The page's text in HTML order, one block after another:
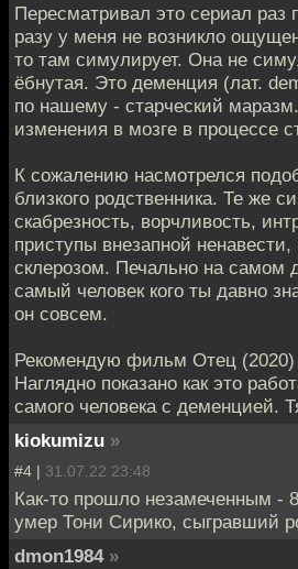
Пересматривал это сериал раз
разу у меня не возникло
то там симулирует. Она не
ёбнутая. Это деменция (лат.
по нашему - старческий
изменения в мозге в процессе
К сожалению насмотрелся
близкого родственника. Те же
скабрезность, ворчливость,
приступы внезапной
склерозом. Печально на самом
самый человек кого ты давно
он совсем.
Рекомендую фильм Отец (2020)
Наглядно показано как это
самого человека с деменцией.
kiokumizu »
#4 | 31.07.22 23:48
Как-то прошло незамеченным -
умер Тони Сирико, сыгравший
dmon1984 »